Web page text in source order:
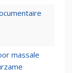
massale